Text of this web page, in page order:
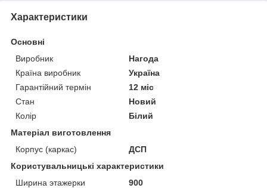
Характеристики
Основні
Виробник
Нагода
Країна виробник
Україна
Гарантійний термін
12 міс
Стан
Новий
Колір
Білий
Матеріал виготовлення
Корпус (каркас)
ДСП
Користувальницькі характеристики
Ширина этажерки
900